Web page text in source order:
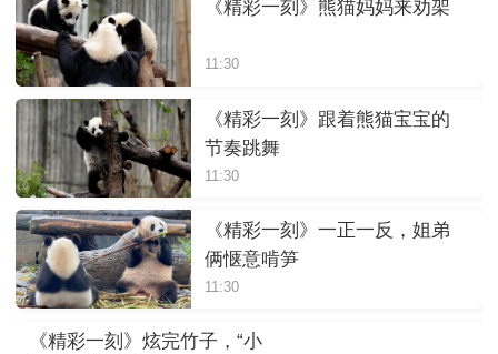
《精彩一刻》熊猫妈妈来劝架
11:30
《精彩一刻》跟着熊猫宝宝的
节奏跳舞
11:30
《精彩一刻》一正一反，姐弟
俩惬意啃笋
11:30
《精彩一刻》炫完竹子，“小